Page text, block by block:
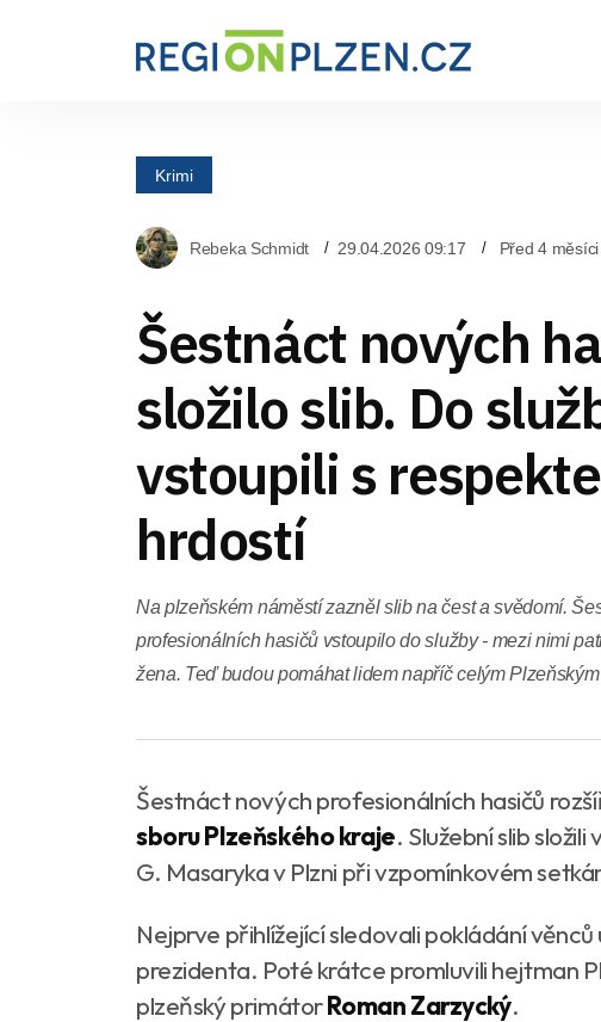
Krimi
Rebeka Schmidt 29.04.2026 09:17 Před 4 měsíci
Šestnáct nových
složilo slib. Do
vstoupili s
hrdostí
Na plzeňském náměstí zazněl slib na čest a svědomí.
profesionálních hasičů vstoupilo do služby - mezi nimi
žena. Teď budou pomáhat lidem napříč celým
Šestnáct nových profesionálních hasičů
sboru Plzeňského kraje. Služební slib
G. Masaryka v Plzni při vzpomínkovém
Nejprve přihlížející sledovali pokládání
prezidenta. Poté krátce promluvili hejtman
plzeňský primátorRoman Zarzycký.